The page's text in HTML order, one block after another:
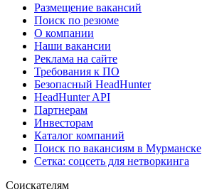
Размещение вакансий
Поиск по резюме
О компании
Наши вакансии
Реклама на сайте
Требования к ПО
Безопасный HeadHunter
HeadHunter API
Партнерам
Инвесторам
Каталог компаний
Поиск по вакансиям в Мурманске
Сетка: соцсеть для нетворкинга
Соискателям